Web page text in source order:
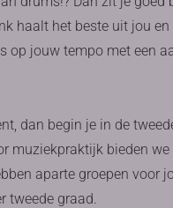
haalt het beste uit jou
op jouw tempo met een
dan begin je in de
muziekpraktijk bieden
aparte groepen voor
tweede graad.